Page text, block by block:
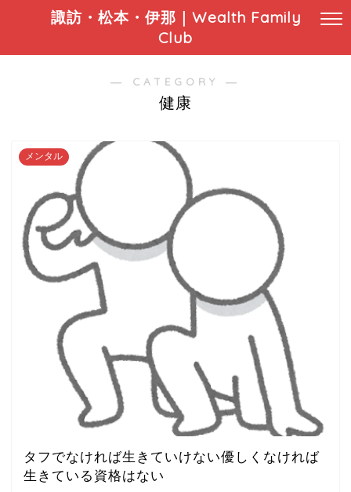
諏訪・松本・伊那｜Wealth Family
Club
― CATEGORY ―
健康
メンタル
タフでなければ生きていけない優しくなければ
生きている資格はない